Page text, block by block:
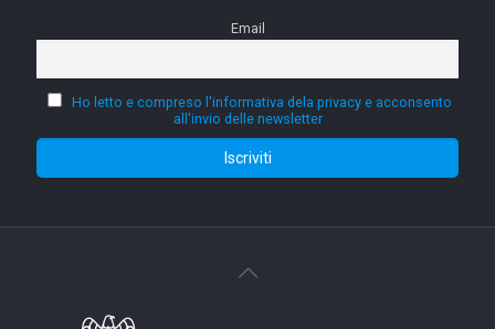
Email
Ho letto e compreso l'informativa dela privacy e acconsento
all'invio delle newsletter